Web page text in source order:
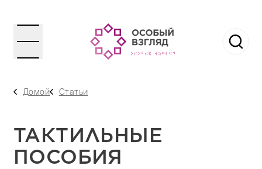
Домой Статьи
ТАКТИЛЬНЫЕ
ПОСОБИЯ